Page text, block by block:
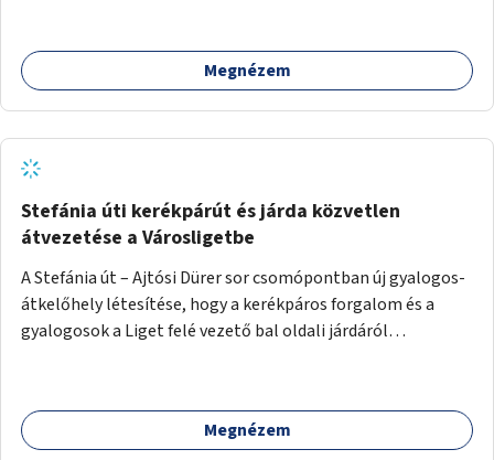
aszfaltos területek.
Megnézem
Stefánia úti kerékpárút és járda közvetlen
átvezetése a Városligetbe
A Stefánia út – Ajtósi Dürer sor csomópontban új gyalogos-
átkelőhely létesítése, hogy a kerékpáros forgalom és a
gyalogosok a Liget felé vezető bal oldali járdáról
Megnézem